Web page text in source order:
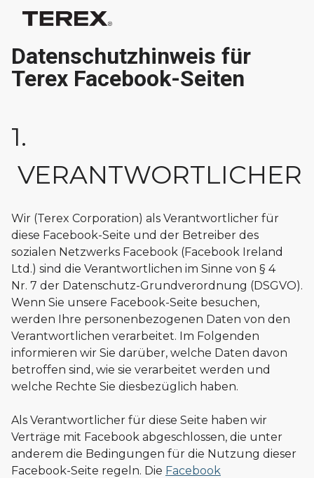
Datenschutzhinweis für
Terex Facebook-Seiten
1.
VERANTWORTLICHER
Wir (Terex Corporation) als Verantwortlicher für
diese Facebook-Seite und der Betreiber des
sozialen Netzwerks Facebook (Facebook Ireland
Ltd.) sind die Verantwortlichen im Sinne von § 4
Nr. 7 der Datenschutz-Grundverordnung (DSGVO).
Wenn Sie unsere Facebook-Seite besuchen,
werden Ihre personenbezogenen Daten von den
Verantwortlichen verarbeitet. Im Folgenden
informieren wir Sie darüber, welche Daten davon
betroffen sind, wie sie verarbeitet werden und
welche Rechte Sie diesbezüglich haben.
Als Verantwortlicher für diese Seite haben wir
Verträge mit Facebook abgeschlossen, die unter
anderem die Bedingungen für die Nutzung dieser
Facebook-Seite regeln. Die Facebook